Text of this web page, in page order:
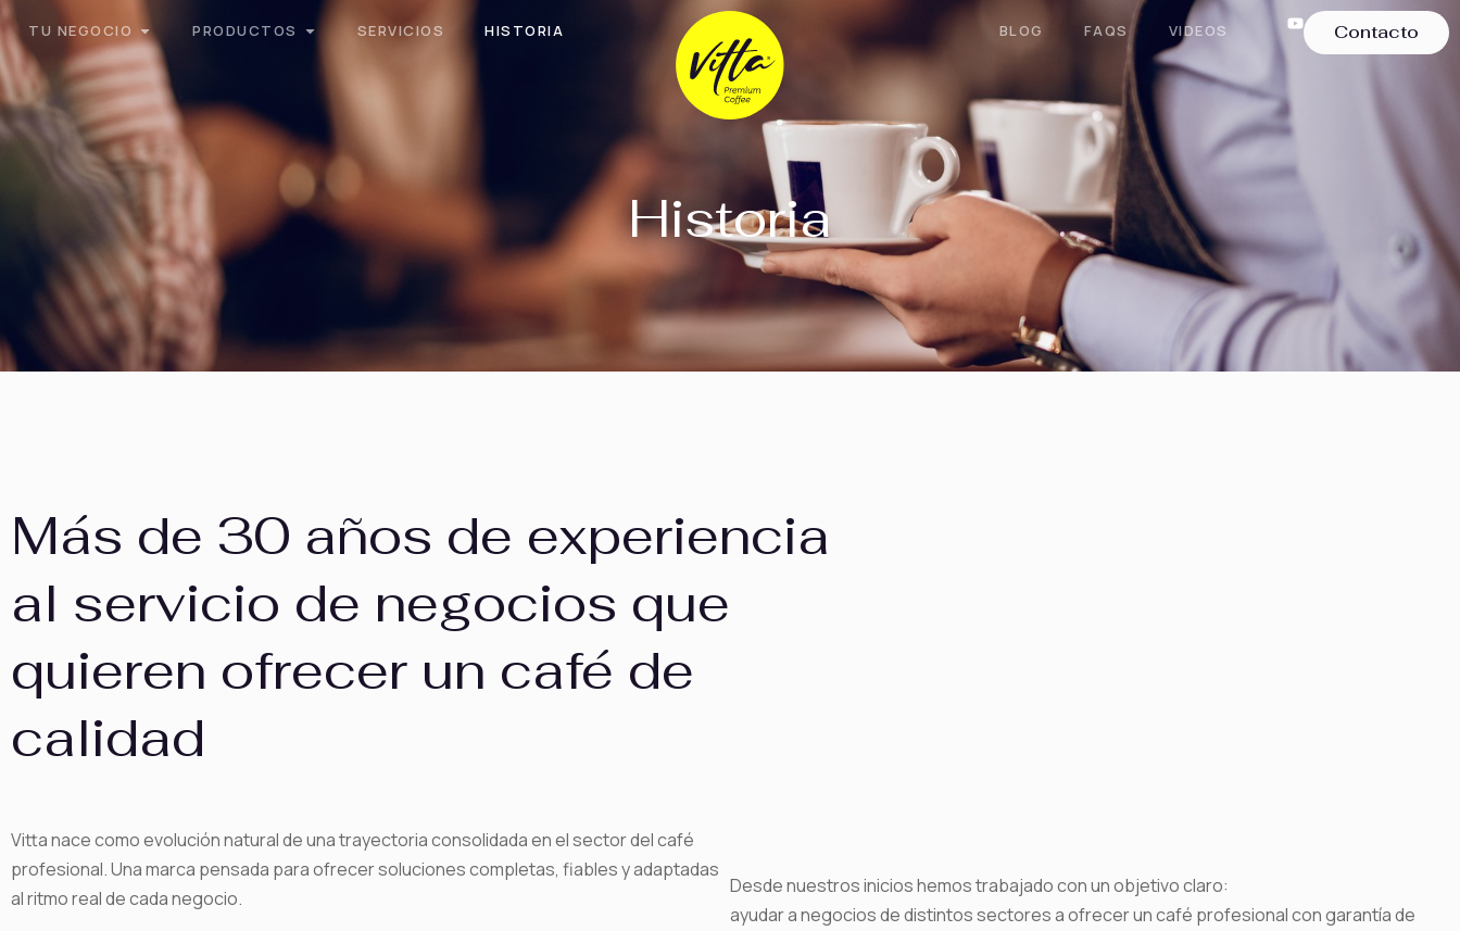
TU NEGOCIO PRODUCTOS SERVICIOS HISTORIA BLOG FAQS VIDEOS Contacto
Historia
Más de 30 años de experiencia
al servicio de negocios que
quieren ofrecer un café de
calidad
Vitta nace como evolución natural de una trayectoria consolidada en el sector del café
profesional. Una marca pensada para ofrecer soluciones completas, fiables y adaptadas
al ritmo real de cada negocio.
Desde nuestros inicios hemos trabajado con un objetivo claro:
ayudar a negocios de distintos sectores a ofrecer un café profesional con garantía de